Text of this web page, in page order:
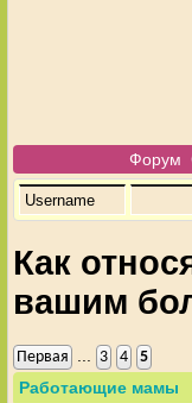
Форум
Как
вашим
Первая 3 4 5
Работающие мамы